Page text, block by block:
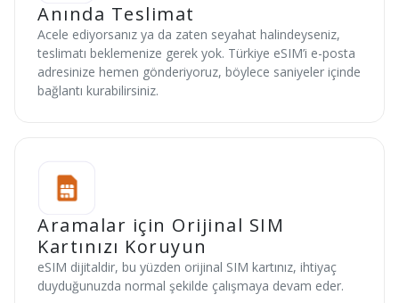
Anında Teslimat
Acele ediyorsanız ya da zaten seyahat halindeyseniz,
teslimatı beklemenize gerek yok. Türkiye eSIM’i e-posta
adresinize hemen gönderiyoruz, böylece saniyeler içinde
bağlantı kurabilirsiniz.
Aramalar için Orijinal SIM
Kartınızı Koruyun
eSIM dijitaldir, bu yüzden orijinal SIM kartınız, ihtiyaç
duyduğunuzda normal şekilde çalışmaya devam eder.